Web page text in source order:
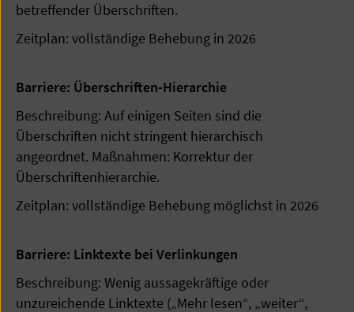
betreffender Überschriften.
Zeitplan: vollständige Behebung in 2026
Barriere: Überschriften-Hierarchie
Beschreibung: Auf einigen Seiten sind die
Überschriften nicht stringent hierarchisch
angeordnet. Maßnahmen: Korrektur der
Überschriftenhierarchie.
Zeitplan: vollständige Behebung möglichst in 2026
Barriere: Linktexte bei Verlinkungen
Beschreibung: Wenig aussagekräftige oder
unzureichende Linktexte („Mehr lesen“, „weiter“,